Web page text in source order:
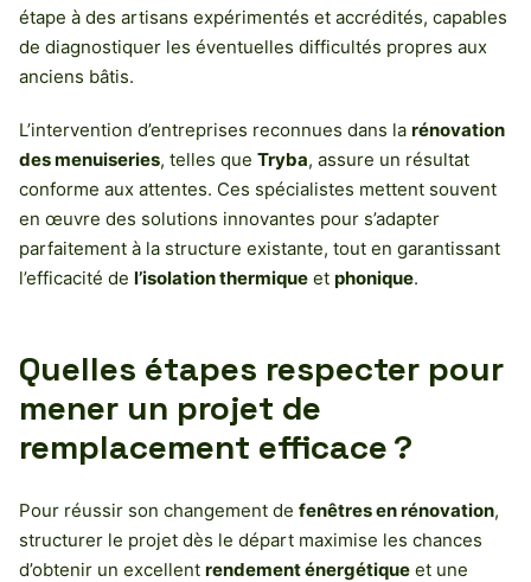
étape à des artisans expérimentés et accrédités, capables
de diagnostiquer les éventuelles difficultés propres aux
anciens bâtis.
L’intervention d’entreprises reconnues dans la rénovation
des menuiseries, telles que Tryba, assure un résultat
conforme aux attentes. Ces spécialistes mettent souvent
en œuvre des solutions innovantes pour s’adapter
parfaitement à la structure existante, tout en garantissant
l’efficacité de l’isolation thermique et phonique.
Quelles étapes respecter pour
mener un projet de
remplacement efficace ?
Pour réussir son changement de fenêtres en rénovation,
structurer le projet dès le départ maximise les chances
d’obtenir un excellent rendement énergétique et une